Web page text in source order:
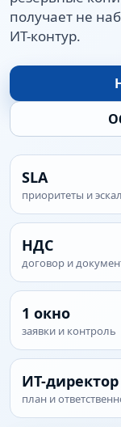
получает не
ИТ-контур.
SLA
приоритеты и
НДС
договор и
1 окно
заявки и контроль
ИТ-директор
план и